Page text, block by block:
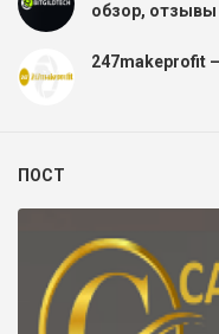
обзор, отзывы
247makeprofit
ПОСТ